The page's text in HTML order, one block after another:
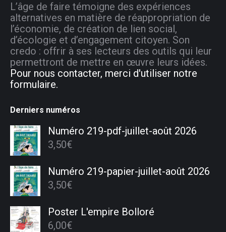
L’âge de faire témoigne des expériences
alternatives en matière de réappropriation de
l’économie, de création de lien social,
d’écologie et d’engagement citoyen. Son
credo : offrir à ses lecteurs des outils qui leur
permettront de mettre en œuvre leurs idées.
Pour nous contacter, merci d'utiliser notre
formulaire.
Derniers numéros
Numéro 219-pdf-juillet-août 2026
3,50€
Numéro 219-papier-juillet-août 2026
3,50€
Poster L'empire Bolloré
6,00€